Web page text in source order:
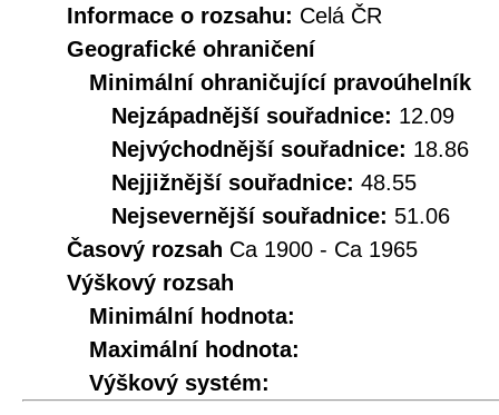
Informace o rozsahu: Celá ČR
Geografické ohraničení
Minimální ohraničující pravoúhelník
Nejzápadnější souřadnice: 12.09
Nejvýchodnější souřadnice: 18.86
Nejjižnější souřadnice: 48.55
Nejsevernější souřadnice: 51.06
Časový rozsah Ca 1900 - Ca 1965
Výškový rozsah
Minimální hodnota:
Maximální hodnota:
Výškový systém: